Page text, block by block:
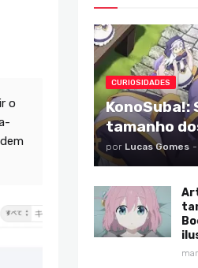
o
CURIOSIDADES
KonoSuba!:
tamanho
por Lucas Gomes -